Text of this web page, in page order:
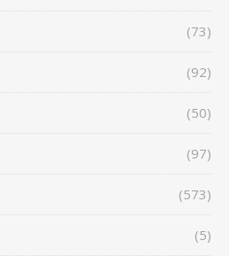
(73)
(92)
(50)
(97)
(573)
(5)